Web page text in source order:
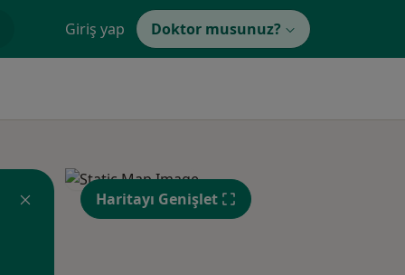
Giriş yap Doktor musunuz?
Haritayı Genişlet